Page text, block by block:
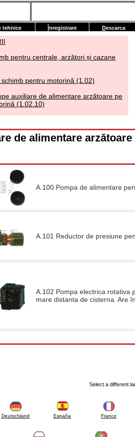
pentru centrale, arzători și cazane
schimb pentru motorină (1.02)
auxiliare de alimentare arzătoare pe
(1.02.10)
de alimentare
A.100 Pompa de alimentare
A.101 Reductor de presiune
A.102 Pompa electrica rotativa
mare distanta de cisterna. Are
Select a different
Deutschland España France
tehnice Înregistrare Descarca